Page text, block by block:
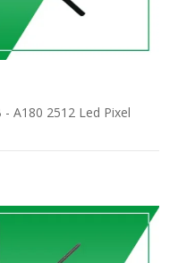
A180 2512 Led Pixel